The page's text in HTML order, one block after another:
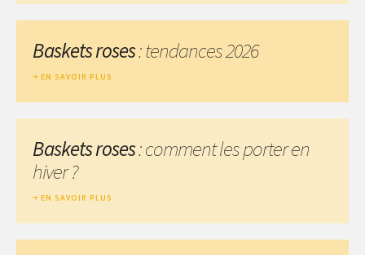
Baskets roses: tendances 2026
EN SAVOIR PLUS
Baskets roses: comment les porter en
hiver ?
EN SAVOIR PLUS